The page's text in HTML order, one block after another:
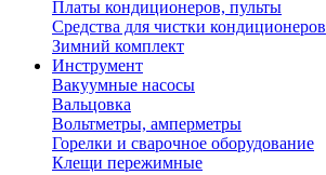
Платы кондиционеров, пульты
Средства для чистки кондиционеров
Зимний комплект
Инструмент
Вакуумные насосы
Вальцовка
Вольтметры, амперметры
Горелки и сварочное оборудование
Клещи пережимные